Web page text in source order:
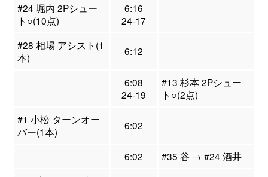
#24 堀内 2Pシュー
ト○(10点)
6:16
24-17
#28 相場 アシスト(1
本)
6:12
6:08
24-19
#13 杉本 2Pシュー
ト○(2点)
#1 小松 ターンオー
バー(1本)
6:02
6:02
#35 谷 → #24 酒井